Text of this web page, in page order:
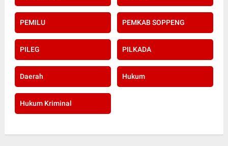
PEMILU PEMKAB SOPPENG
PILEG PILKADA
Daerah Hukum
Hukum Kriminal